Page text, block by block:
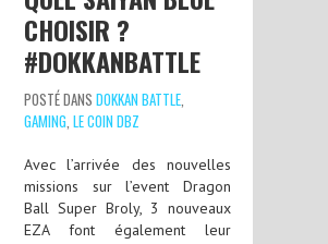
CHOISIR ?
#DOKKANBATTLE
POSTÉ DANS DOKKAN BATTLE
GAMING LE COIN DBZ
Avec l’arrivée des nouvelles
missions sur l’event Dragon
Ball Super Broly, 3 nouveaux
EZA font également leur